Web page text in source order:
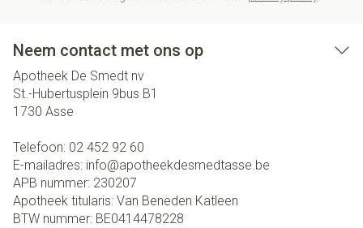
Neem contact met ons op
Apotheek De Smedt nv
St.-Hubertusplein 9bus B1
1730 Asse
Telefoon: 02 452 92 60
E-mailadres: info@apotheekdesmedtasse.be
APB nummer: 230207
Apotheek titularis: Van Beneden Katleen
BTW nummer: BE0414478228